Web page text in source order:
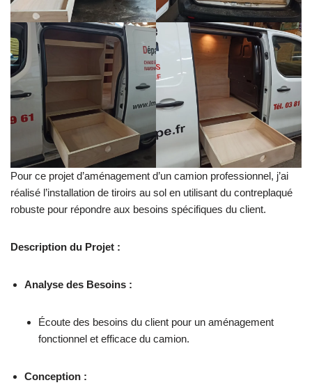
Pour ce projet d’aménagement d’un camion professionnel, j’ai
réalisé l’installation de tiroirs au sol en utilisant du contreplaqué
robuste pour répondre aux besoins spécifiques du client.
Description du Projet :
Analyse des Besoins :
Écoute des besoins du client pour un aménagement
fonctionnel et efficace du camion.
Conception :